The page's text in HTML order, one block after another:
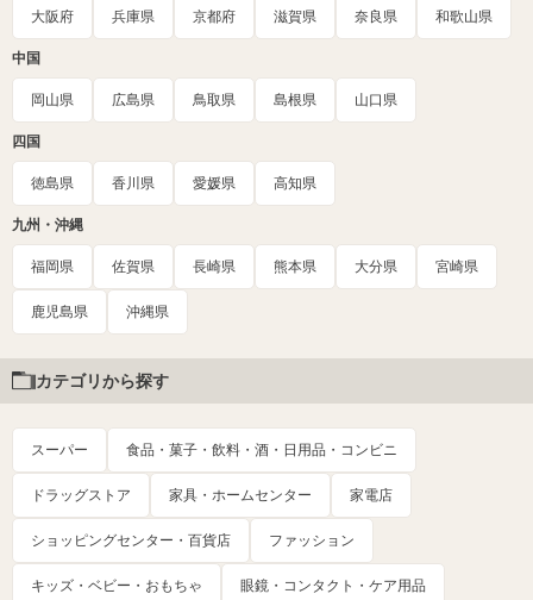
大阪府 兵庫県 京都府 滋賀県 奈良県 和歌山県
中国
岡山県 広島県 鳥取県 島根県 山口県
四国
徳島県 香川県 愛媛県 高知県
九州・沖縄
福岡県 佐賀県 長崎県 熊本県 大分県 宮崎県
鹿児島県 沖縄県
カテゴリから探す
スーパー 食品・菓子・飲料・酒・日用品・コンビニ
ドラッグストア 家具・ホームセンター 家電店
ショッピングセンター・百貨店 ファッション
キッズ・ベビー・おもちゃ 眼鏡・コンタクト・ケア用品